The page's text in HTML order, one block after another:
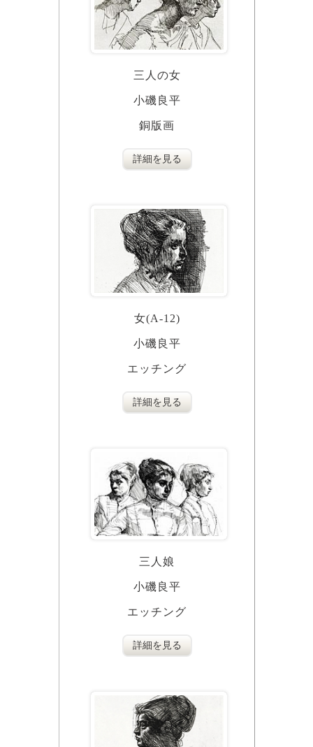
三人の女
小磯良平
銅版画
詳細を見る
女(A-12)
小磯良平
エッチング
詳細を見る
三人娘
小磯良平
エッチング
詳細を見る